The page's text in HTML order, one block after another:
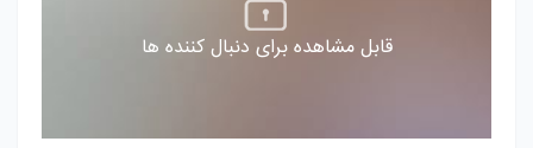
قابل مشاهده برای دنبال کننده ها